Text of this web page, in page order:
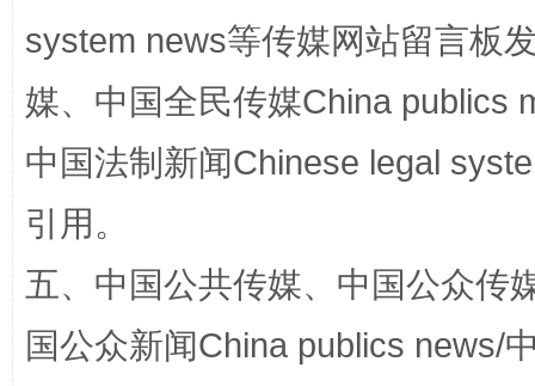
漫山遍野的桃花与雪山、麦地、白藏房 除
system news等传媒网站留言板
媒、中国全民传媒China publics
中国法制新闻Chinese legal
引用。
五、中国公共传媒、中国公众传
国公众新闻China publics news/